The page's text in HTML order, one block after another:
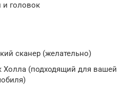
и головок
сканер (желательно)
Холла (подходящий для вашей